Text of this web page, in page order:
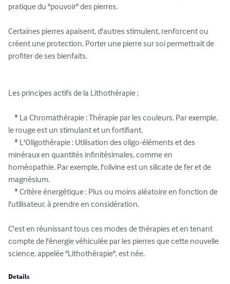
pratique du "pouvoir" des pierres.
Certaines pierres apaisent, d'autres stimulent, renforcent ou
créent une protection. Porter une pierre sur soi permettrait de
profiter de ses bienfaits.
Les principes actifs de la Lithothérapie :
le rouge est un stimulant et un fortifiant.
minéraux en quantités infinitésimales, comme en
homéopathie. Par exemple, l'olivine est un silicate de fer et de
magnésium.
l'utilisateur, à prendre en considération.
C'est en réunissant tous ces modes de thérapies et en tenant
compte de l'énergie véhiculée par les pierres que cette nouvelle
science, appelée "Lithothérapie", est née.
Details